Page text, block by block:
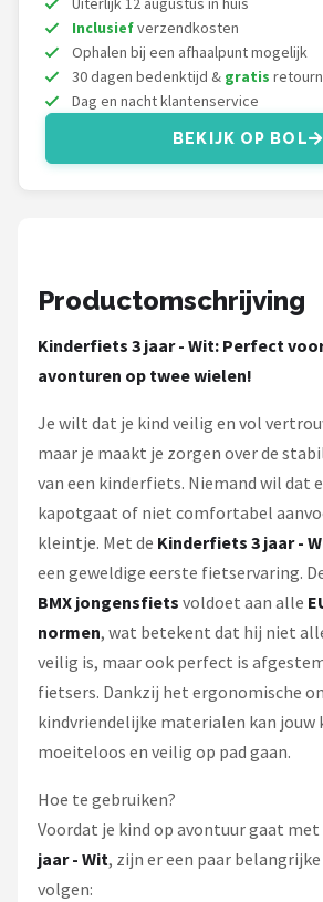
Schwalbe
Voltano
Shimano
Cortina
Inclusiefverzendkosten
Ophalen bij een afhaalpunt mogelijk
30 dagen bedenktijd & gratis
Dag en nacht klantenservice
BEKIJK OP BOL
Productomschrijving
Kinderfiets 3 jaar - Wit: Perfect
avonturen op twee wielen!
Je wilt dat je kind veilig en vol
maar je maakt je zorgen over de
van een kinderfiets. Niemand wil dat
kapotgaat of niet comfortabel
kleintje. Met de Kinderfiets 3 jaar -
een geweldige eerste fietservaring.
BMX jongensfiets voldoet aan alle
normen, wat betekent dat hij niet
veilig is, maar ook perfect is
fietsers. Dankzij het ergonomische
kindvriendelijke materialen kan jouw
moeiteloos en veilig op pad gaan.
Hoe te gebruiken?
Voordat je kind op avontuur gaat met
jaar - Wit, zijn er een paar
volgen: